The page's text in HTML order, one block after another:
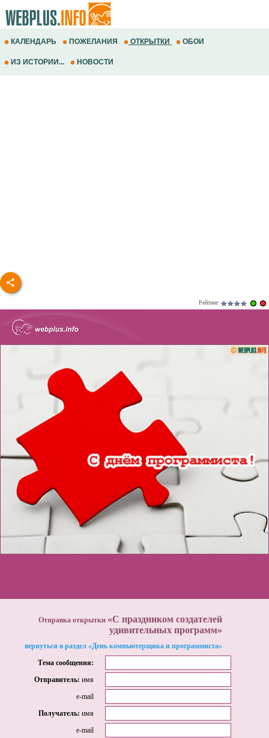
КАЛЕНДАРЬ ПОЖЕЛАНИЯ ОТКРЫТКИ ОБОИ
ИЗ ИСТОРИИ... НОВОСТИ
Рейтинг
Отправка открытки «С праздником создателей
удивительных программ»
вернуться в раздел «День компьютерщика и программиста»
Тема сообщения:
Отправитель: имя
e-mail
Получатель: имя
e-mail